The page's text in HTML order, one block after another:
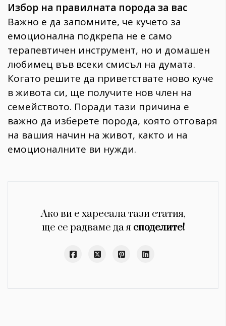
Избор на правилната порода за вас
Важно е да запомните, че кучето за
емоционална подкрепа не е само
терапевтичен инструмент, но и домашен
любимец във всеки смисъл на думата.
Когато решите да приветствате ново куче
в живота си, ще получите нов член на
семейството. Поради тази причина е
важно да изберете порода, която отговаря
на вашия начин на живот, както и на
емоционалните ви нужди.
Ако ви е харесала тази статия,
ще се радваме да я споделите!